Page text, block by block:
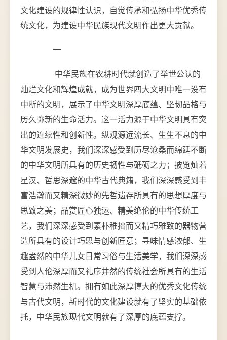
文化建设的规律性认识，自觉传承和弘扬中华优秀传
统文化，为建设中华民族现代文明作出更大贡献。
一
中华民族在农耕时代就创造了举世公认的
灿烂文化和辉煌成就，成为世界四大文明中唯一没有
中断的文明，展示了中华文明深厚底蕴、坚韧品格与
历久弥新的生命活力。这一活力源于中华文明具有突
出的连续性和创新性。纵观源远流长、生生不息的中
华文明发展史，我们深深感受到历尽沧桑而绵延不断
的中华文明所具有的历史韧性与砥砺之力；披览灿若
星汉、哲思深邃的中华古代典籍，我们深深感受到丰
富浩瀚而又精深微妙的先哲遗存所具有的思想厚度与
思致之美；品赏匠心独运、精美绝伦的中华传统工
艺，我们深深感受到素朴稚拙而又精巧雅致的器物营
造所具有的设计巧思与创新匠意；寻味情感浓郁、生
趣盎然的中华儿女日常习俗与生活美学，我们深深感
受到人伦深厚而又礼序井然的传统社会所具有的生活
智慧与沛然生机。拥有如此深厚博大的优秀文化传统
与古代文明，新时代的文化建设就有了坚实的基础依
托，中华民族现代文明就有了深厚的底蕴支撑。